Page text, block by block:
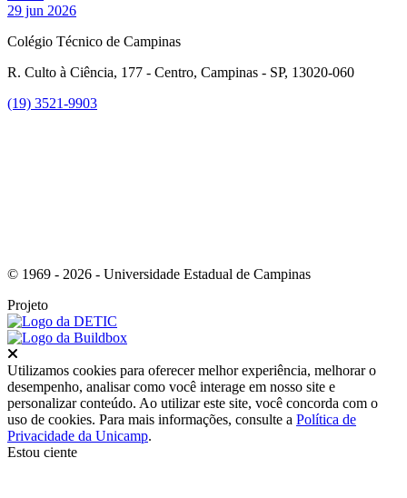
29 jun 2026
Colégio Técnico de Campinas
R. Culto à Ciência, 177 - Centro, Campinas - SP, 13020-060
(19) 3521-9903
© 1969 - 2026 - Universidade Estadual de Campinas
Projeto
Utilizamos cookies para oferecer melhor experiência, melhorar o
desempenho, analisar como você interage em nosso site e
personalizar conteúdo. Ao utilizar este site, você concorda com o
uso de cookies. Para mais informações, consulte a Política de
Privacidade da Unicamp.
Estou ciente